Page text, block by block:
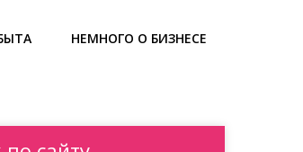
НЕМНОГО О БИЗНЕСЕ